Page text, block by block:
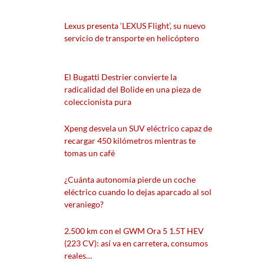
Lexus presenta ‘LEXUS Flight’, su nuevo
servicio de transporte en helicóptero
El Bugatti Destrier convierte la
radicalidad del Bolide en una pieza de
coleccionista pura
Xpeng desvela un SUV eléctrico capaz de
recargar 450 kilómetros mientras te
tomas un café
¿Cuánta autonomía pierde un coche
eléctrico cuando lo dejas aparcado al sol
veraniego?
2.500 km con el GWM Ora 5 1.5T HEV
(223 CV): así va en carretera, consumos
reales…